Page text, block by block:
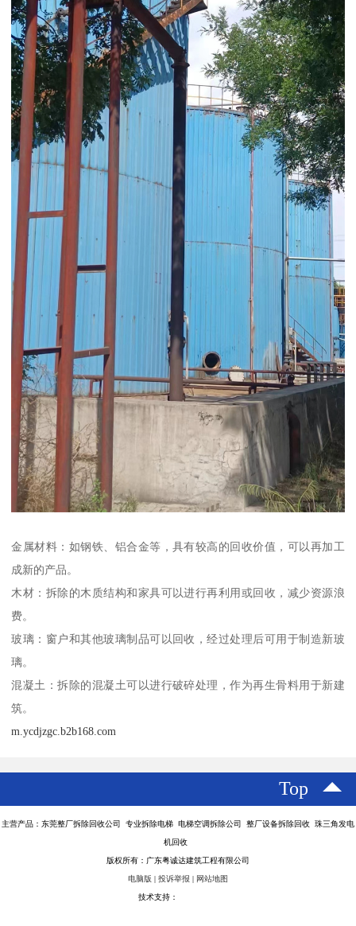
金属材料：如钢铁、铝合金等，具有较高的回收价值，可以再加工
成新的产品。
木材：拆除的木质结构和家具可以进行再利用或回收，减少资源浪
费。
玻璃：窗户和其他玻璃制品可以回收，经过处理后可用于制造新玻
璃。
混凝土：拆除的混凝土可以进行破碎处理，作为再生骨料用于新建
筑。
m.ycdjzgc.b2b168.com
Top
主营产品：东莞整厂拆除回收公司 专业拆除电梯 电梯空调拆除公司 整厂设备拆除回收 珠三角发电
机回收
版权所有：广东粤诚达建筑工程有限公司
电脑版 | 投诉举报 | 网站地图
技术支持：